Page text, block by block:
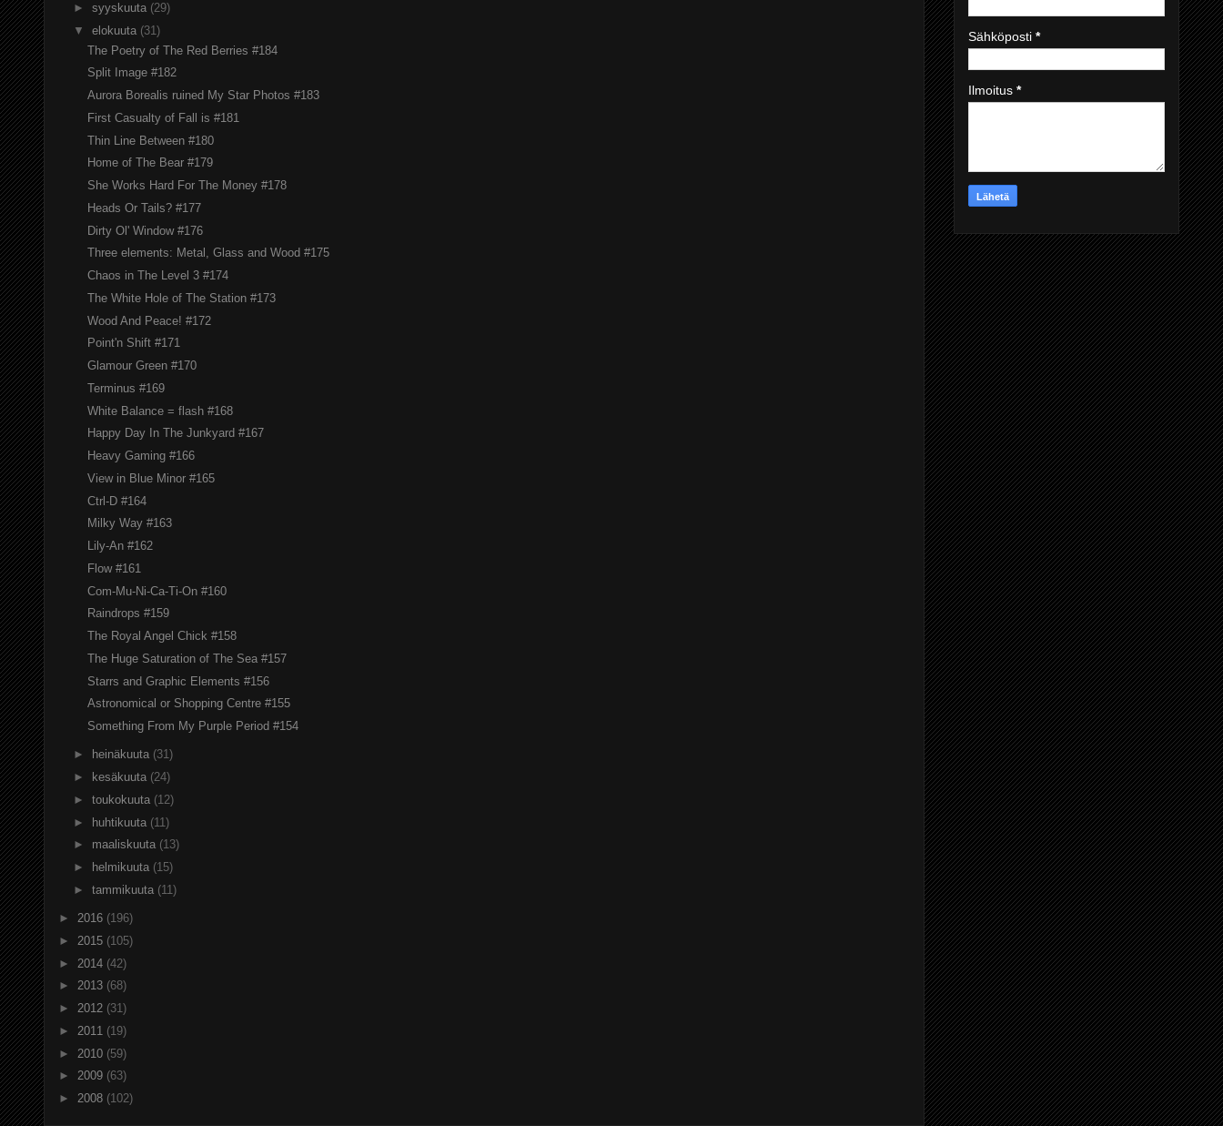
► syyskuuta (29)
▼ elokuuta (31)
The Poetry of The Red Berries #184
Split Image #182
Aurora Borealis ruined My Star Photos #183
First Casualty of Fall is #181
Thin Line Between #180
Home of The Bear #179
She Works Hard For The Money #178
Heads Or Tails? #177
Dirty Ol' Window #176
Three elements: Metal, Glass and Wood #175
Chaos in The Level 3 #174
The White Hole of The Station #173
Wood And Peace! #172
Point'n Shift #171
Glamour Green #170
Terminus #169
White Balance = flash #168
Happy Day In The Junkyard #167
Heavy Gaming #166
View in Blue Minor #165
Ctrl-D #164
Milky Way #163
Lily-An #162
Flow #161
Com-Mu-Ni-Ca-Ti-On #160
Raindrops #159
The Royal Angel Chick #158
The Huge Saturation of The Sea #157
Starrs and Graphic Elements #156
Astronomical or Shopping Centre #155
Something From My Purple Period #154
► heinäkuuta (31)
►
kesäkuuta (24)
► toukokuuta (12)
► huhtikuuta (11)
► maaliskuuta (13)
►
helmikuuta (15)
► tammikuuta (11)
► 2016 (196)
► 2015 (105)
► 2014 (42)
► 2013 (68)
► 2012 (31)
► 2011 (19)
► 2010 (59)
► 2009 (63)
► 2008 (102)
Sähköposti *
Ilmoitus *